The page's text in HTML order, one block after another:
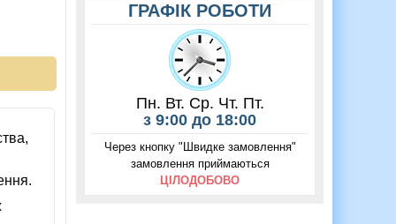
ГРАФІК РОБОТИ
Пн. Вт. Ср. Чт. Пт.
з 9:00 до 18:00
Через кнопку "Швидке замовлення"
замовлення приймаються
ЦІЛОДОБОВО